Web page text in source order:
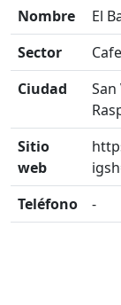
Nombre
El
Sector
Ciudad
Sitio
web
Teléfono
-